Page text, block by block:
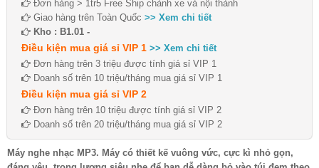
Đơn hàng > 1tr5 Free Ship chành xe và nội thành
Giao hàng trên Toàn Quốc >> Xem chi tiết
Kho : B1.01 -
Điều kiện mua giá sỉ VIP 1 >> Xem chi tiết
Đơn hàng trên 3 triệu được tính giá sỉ VIP 1
Doanh số trên 10 triệu/tháng mua giá sỉ VIP 1
Điều kiện mua giá sỉ VIP 2
Đơn hàng trên 10 triệu được tính giá sỉ VIP 2
Doanh số trên 20 triệu/tháng mua giá sỉ VIP 2
Máy nghe nhạc MP3. Máy có thiết kế vuông vức, cực kì nhỏ gọn,